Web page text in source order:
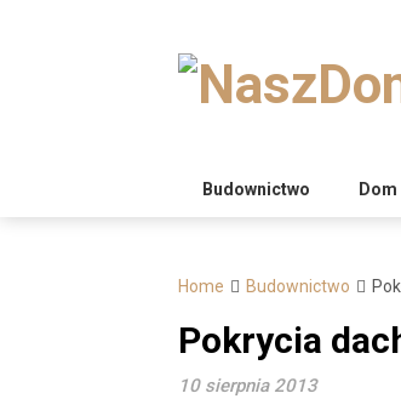
Budownictwo Dom
Home Budownictwo
Pokrycia
10 sierpnia 2013